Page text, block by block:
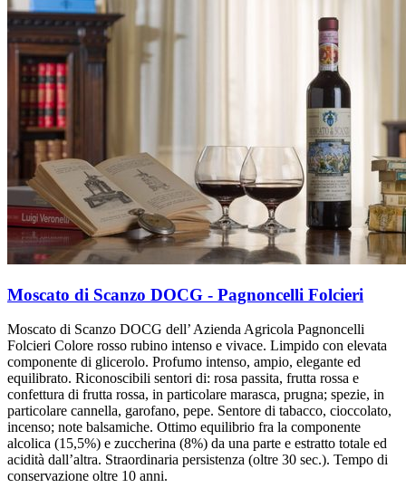
Moscato di Scanzo DOCG - Pagnoncelli Folcieri
Moscato di Scanzo DOCG dell’ Azienda Agricola Pagnoncelli
Folcieri Colore rosso rubino intenso e vivace. Limpido con elevata
componente di glicerolo. Profumo intenso, ampio, elegante ed
equilibrato. Riconoscibili sentori di: rosa passita, frutta rossa e
confettura di frutta rossa, in particolare marasca, prugna; spezie, in
particolare cannella, garofano, pepe. Sentore di tabacco, cioccolato,
incenso; note balsamiche. Ottimo equilibrio fra la componente
alcolica (15,5%) e zuccherina (8%) da una parte e estratto totale ed
acidità dall’altra. Straordinaria persistenza (oltre 30 sec.). Tempo di
conservazione oltre 10 anni.